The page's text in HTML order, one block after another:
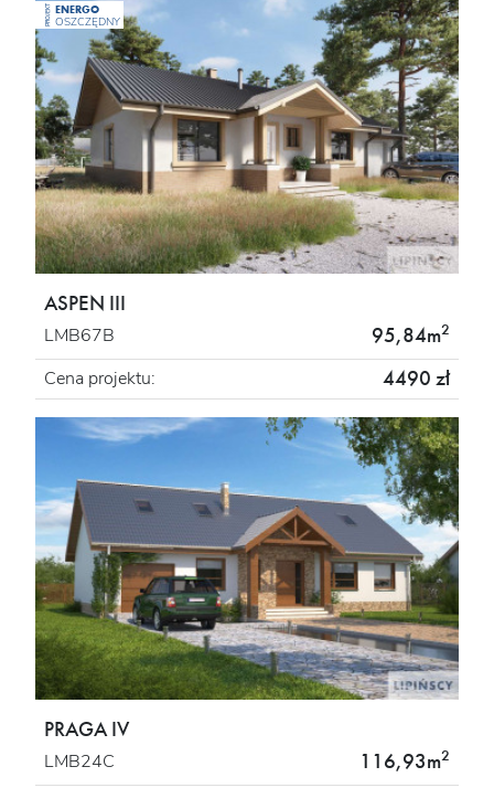
PROJEKT ENERGO
OSZCZĘDNY
ASPEN III
LMB67B 95,84m2
Cena projektu: 4490 zł
PRAGA IV
LMB24C 116,93m2